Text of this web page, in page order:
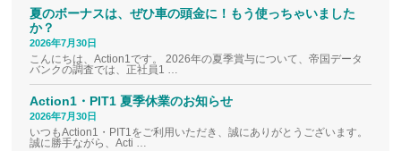
夏のボーナスは、ぜひ車の頭金に！もう使っちゃいました
か？
2026年7月30日
こんにちは、Action1です。 2026年の夏季賞与について、帝国データ
バンクの調査では、正社員1 …
Action1・PIT1 夏季休業のお知らせ
2026年7月30日
いつもAction1・PIT1をご利用いただき、誠にありがとうございます。
誠に勝手ながら、Acti …